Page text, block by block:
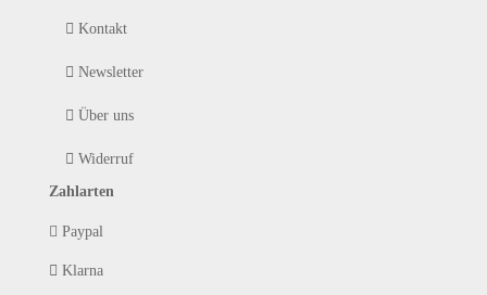
Kontakt
Newsletter
Über uns
Widerruf
Zahlarten
Paypal
Klarna